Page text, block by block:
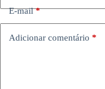
E-mail*
Adicionar comentário *